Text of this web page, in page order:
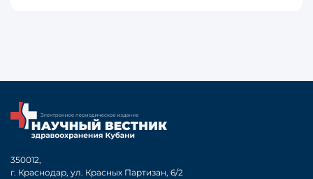
350012,
г. Краснодар, ул. Красных Партизан, 6/2